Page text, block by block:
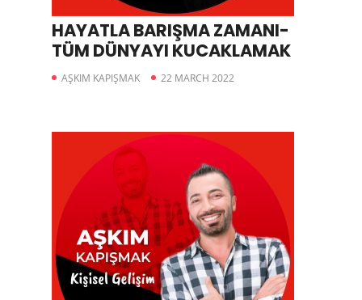
HAYATLA BARIŞMA ZAMANI-
TÜM DÜNYAYI KUCAKLAMAK
AŞKIM KAPIŞMAK 22 MARCH 2022